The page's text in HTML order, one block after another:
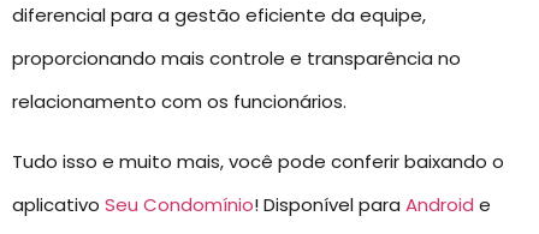
diferencial para a gestão eficiente da equipe,
proporcionando mais controle e transparência no
relacionamento com os funcionários.
Tudo isso e muito mais, você pode conferir baixando o
aplicativo Seu Condomínio! Disponível para Android e